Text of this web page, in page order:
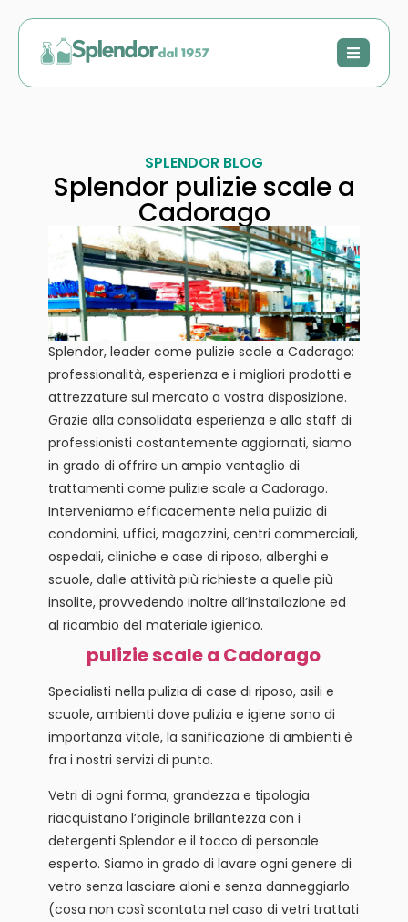
SPLENDOR BLOG
Splendor pulizie scale a
Cadorago
Splendor, leader come pulizie scale a Cadorago:
professionalità, esperienza e i migliori prodotti e
attrezzature sul mercato a vostra disposizione.
Grazie alla consolidata esperienza e allo staff di
professionisti costantemente aggiornati, siamo
in grado di offrire un ampio ventaglio di
trattamenti come pulizie scale a Cadorago.
Interveniamo efficacemente nella pulizia di
condomini, uffici, magazzini, centri commerciali,
ospedali, cliniche e case di riposo, alberghi e
scuole, dalle attività più richieste a quelle più
insolite, provvedendo inoltre all’installazione ed
al ricambio del materiale igienico.
pulizie scale a Cadorago
Specialisti nella pulizia di case di riposo, asili e
scuole, ambienti dove pulizia e igiene sono di
importanza vitale, la sanificazione di ambienti è
fra i nostri servizi di punta.
Vetri di ogni forma, grandezza e tipologia
riacquistano l’originale brillantezza con i
detergenti Splendor e il tocco di personale
esperto. Siamo in grado di lavare ogni genere di
vetro senza lasciare aloni e senza danneggiarlo
(cosa non così scontata nel caso di vetri trattati